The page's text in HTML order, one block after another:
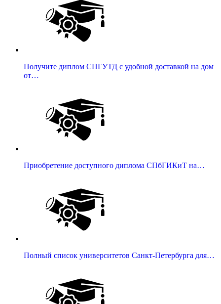
Получите диплом СПГУТД с удобной доставкой на дом
от…
Приобретение доступного диплома СПбГИКиТ на…
Полный список университетов Санкт-Петербурга для…